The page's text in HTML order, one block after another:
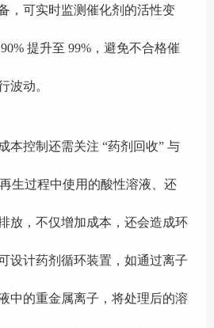
，可实时监测催化剂的活性变
提升至 99%，避免不合格催
波动。
本控制还需关注 “药剂回收” 与
生过程中使用的酸性溶液、还
放，不仅增加成本，还会造成环
设计药剂循环装置，如通过离子
中的重金属离子，将处理后的溶